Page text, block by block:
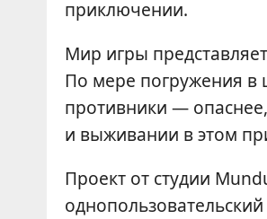
приключении.
Мир игры
По мере погружения в
противники — опаснее,
и выживании в этом
Проект от студии